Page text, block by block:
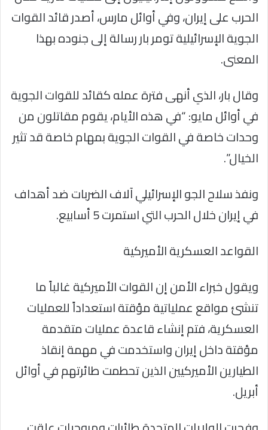
الحرب على إيران، وفي أوائل مارس، أصدر قائد القوات
الجوية الإسرائيلية تومر بار رسالة إلى جنوده بهذا
المعنى.
وقال بار، الذي أنهى فترة عمله كقائد للقوات الجوية
في أوائل مايو: “في هذه الأيام، يقوم مقاتلون من
وحدات خاصة في القوات الجوية بمهام خاصة قد تثير
الخيال”.
ونفذ سلاح الجو الإسرائيلي آلاف الضربات ضد أهداف
في إيران خلال الحرب التي استمرت 5 أسابيع.
القواعد العسكرية الأميركية
ويقول خبراء الأمن إن القوات الأميركية غالباً ما
تنشئ مواقع عملياتية مؤقتة استعداداً للعمليات
العسكرية، فتم إنشاء قاعدة عمليات متقدمة
مؤقتة داخل إيران واستخدمت في مهمة إنقاذ
الطيارين الأميركيين الذين تحطمت طائرتهم في أوائل
أبريل.